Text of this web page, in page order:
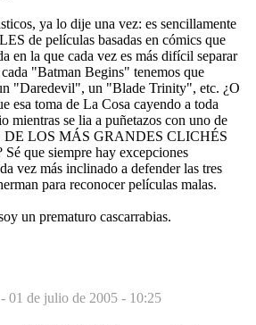
ya lo dije una vez: es sencillamente
de películas basadas en cómics que
en la que cada vez es más difícil separar
"Batman Begins" tenemos que
"Daredevil", un "Blade Trinity", etc. ¿O
esa toma de La Cosa cayendo a toda
mientras se lia a puñetazos con uno de
DE LOS MÁS GRANDES CLICHÉS
que siempre hay excepciones
vez más inclinado a defender las tres
para reconocer películas malas.
un prematuro cascarrabias.
- 01 de julio de 2005 - 10:25